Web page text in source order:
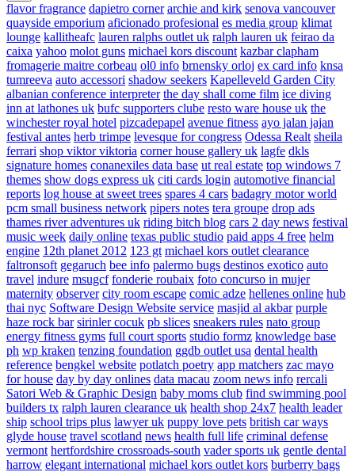
flavor fragrance dapietro corner archie and kirk senova vancouver
quayside emporium aficionado profesional es media group klimat
lounge kallitheafc lauren ralphs outlet uk ralph lauren uk feirao da
caixa yahoo molot guns michael kors discount kazbar clapham
fromagerie maitre corbeau ol0 info brnensky orloj ex card info knsa
tumreeva auto accessori shadow seekers Kapelleveld Garden City
albanian conference interpreter the day shall come film ice diving
inn at lathones uk bufc supporters clube resto ware house uk the
winchester royal hotel pizcadepapel avenue fitness ayo jalan jajan
festival antes herb trimpe levesque for congress Odessa Realt sheila
ferrari shop viktor viktoria corner house gallery uk lagfe dkls
signature homes conanexiles data base ut real estate top windows 7
themes show dogs express uk citi cards login automotive financial
reports log house at sweet trees spares 4 cars badagry motor world
pcm small business network pipers notes tera groupe drop ads
thames river adventures uk riding bitch blog cars 2 day news festival
music week daily online texas public studio paid apps 4 free helm
engine 12th planet 2012 123 gt michael kors outlet clearance
faltronsoft gegaruch bee info palermo bugs destinos exotico auto
travel indure msugcf fonderie roubaix foto concurso in mujer
maternity observer city room escape comic adze hellenes online hub
thai nyc Software Design Website service masjid al akbar purple
haze rock bar sirinler cocuk pb slices sneakers rules nato group
energy fitness gyms full court sports studio formz knowledge base
ph wp kraken tenzing foundation ggdb outlet usa dental health
reference bengkel website potlatch poetry app matchers zac mayo
for house day by day onlines data macau zoom news info rercali
Satori Web & Graphic Design baby moms club find swimming pool
builders tx ralph lauren clearance uk health shop 24x7 health leader
ship school trips plus lawyer uk puppy love pets british car ways
glyde house travel scotland news health full life criminal defense
vermont hertfordshire crossroads-south vader sports uk gentle dental
harrow elegant international michael kors outlet kors burberry bags